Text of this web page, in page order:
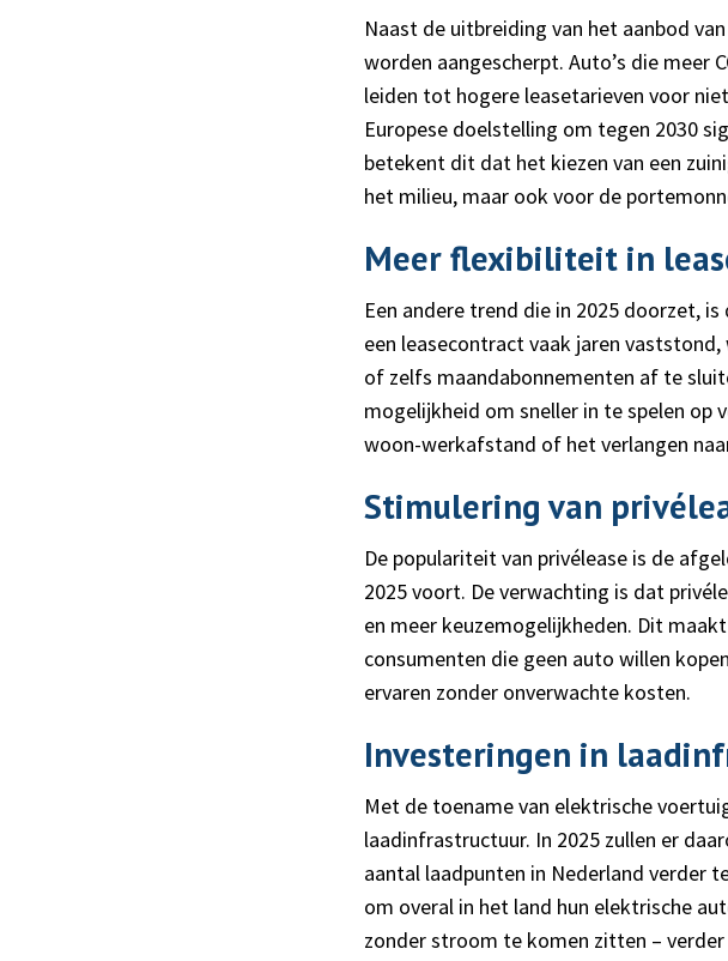
Naast de uitbreiding van het aanbod
worden aangescherpt. Auto’s die meer
leiden tot hogere leasetarieven voor
Europese doelstelling om tegen 2030
betekent dit dat het kiezen van een
het milieu, maar ook voor de
Meer flexibiliteit in
Een andere trend die in 2025 doorzet,
een leasecontract vaak jaren
of zelfs maandabonnementen af te
mogelijkheid om sneller in te spelen op
woon-werkafstand of het verlangen
Stimulering van
De populariteit van privélease is de
2025 voort. De verwachting is dat
en meer keuzemogelijkheden. Dit
consumenten die geen auto willen
ervaren zonder onverwachte kosten.
Investeringen in
Met de toename van elektrische
laadinfrastructuur. In 2025 zullen er
aantal laadpunten in Nederland verder
om overal in het land hun elektrische
zonder stroom te komen zitten –